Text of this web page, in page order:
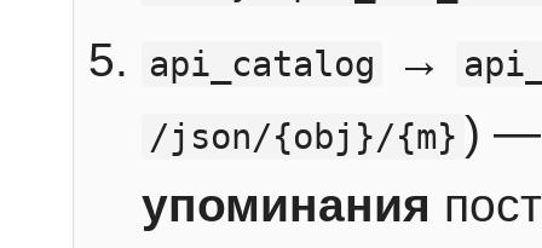
api_catalog
→
/json/{obj}/{m} ) —
упоминания